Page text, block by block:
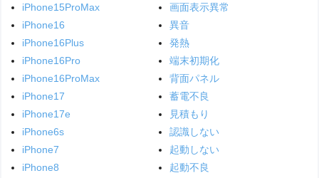
iPhone15ProMax
iPhone16
iPhone16Plus
iPhone16Pro
iPhone16ProMax
iPhone17
iPhone17e
iPhone6s
iPhone7
iPhone8
画面表示異常
異音
発熱
端末初期化
背面パネル
蓄電不良
見積もり
認識しない
起動しない
起動不良